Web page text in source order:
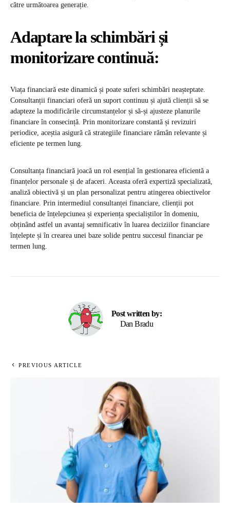
către următoarea generație.
Adaptare la schimbări și
monitorizare continuă:
Viața financiară este dinamică și poate suferi schimbări neașteptate.
Consultanții financiari oferă un suport continuu și ajută clienții să se
adapteze la modificările circumstanțelor și să-și ajusteze planurile
financiare în consecință. Prin monitorizare constantă și revizuiri
periodice, aceștia asigură că strategiile financiare rămân relevante și
eficiente pe termen lung.
Consultanța financiară joacă un rol esențial în gestionarea eficientă a
finanțelor personale și de afaceri. Aceasta oferă expertiză specializată,
analiză obiectivă și un plan personalizat pentru atingerea obiectivelor
financiare. Prin intermediul consultanței financiare, clienții pot
beneficia de înțelepciunea și experiența specialiștilor în domeniu,
obținând astfel un avantaj semnificativ în luarea deciziilor financiare
înțelepte și în crearea unei baze solide pentru succesul financiar pe
termen lung.
Post written by:
Dan Bradu
PREVIOUS ARTICLE